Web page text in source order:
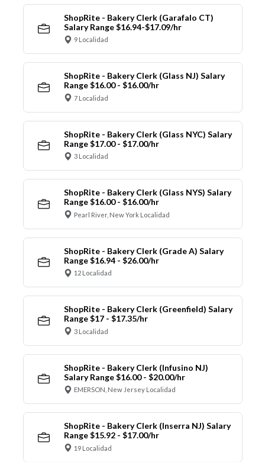
ShopRite - Bakery Clerk (Garafalo CT)
Salary Range $16.94-$17.09/hr
9 Localidad
ShopRite - Bakery Clerk (Glass NJ) Salary
Range $16.00 - $16.00/hr
7 Localidad
ShopRite - Bakery Clerk (Glass NYC) Salary
Range $17.00 - $17.00/hr
3 Localidad
ShopRite - Bakery Clerk (Glass NYS) Salary
Range $16.00 - $16.00/hr
Pearl River, New York Localidad
ShopRite - Bakery Clerk (Grade A) Salary
Range $16.94 - $26.00/hr
12 Localidad
ShopRite - Bakery Clerk (Greenfield) Salary
Range $17 - $17.35/hr
3 Localidad
ShopRite - Bakery Clerk (Infusino NJ)
Salary Range $16.00 - $20.00/hr
EMERSON, New Jersey Localidad
ShopRite - Bakery Clerk (Inserra NJ) Salary
Range $15.92 - $17.00/hr
19 Localidad